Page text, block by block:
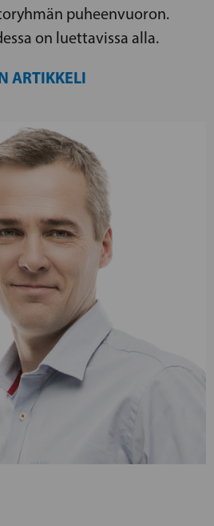
puheenvuoron.
on luettavissa alla.
ARTIKKELI